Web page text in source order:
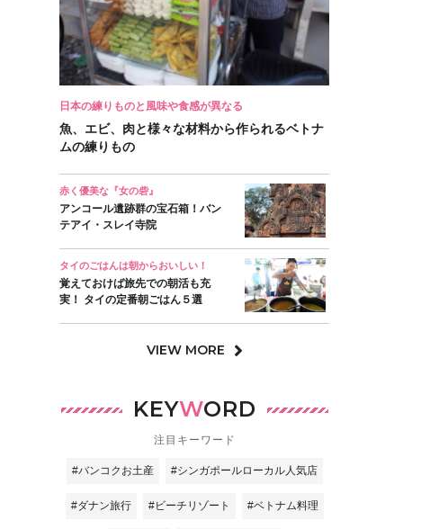
日本の練りものと風味や食感が異なる
魚、エビ、肉と様々な材料から作られるベトナ
ムの練りもの
赤く優美な『女の砦』
アンコール遺跡群の宝石箱！バン
テアイ・スレイ寺院
タイのごはんは朝からおいしい！
覚えておけば旅先での朝活も充
実！ タイの定番朝ごはん５選
VIEW MORE
KEYWORD
注目キーワード
#バンコクお土産 #シンガポールローカル人気店
#ダナン旅行 #ビーチリゾート #ベトナム料理